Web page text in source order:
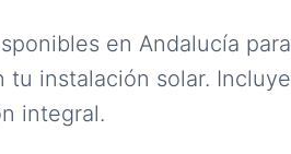
en Andalucía para
tu instalación solar. Incluye
integral.